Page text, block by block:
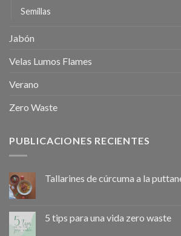
Semillas
Jabón
Velas Lumos Flames
Verano
Zero Waste
PUBLICACIONES RECIENTES
Tallarines de cúrcuma a la
5 tips para una vida zero waste